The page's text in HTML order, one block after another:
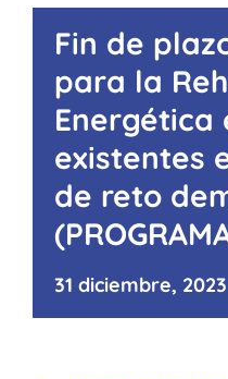
Fin de
para la
Energética
existentes
de reto
31 diciembre, 2023